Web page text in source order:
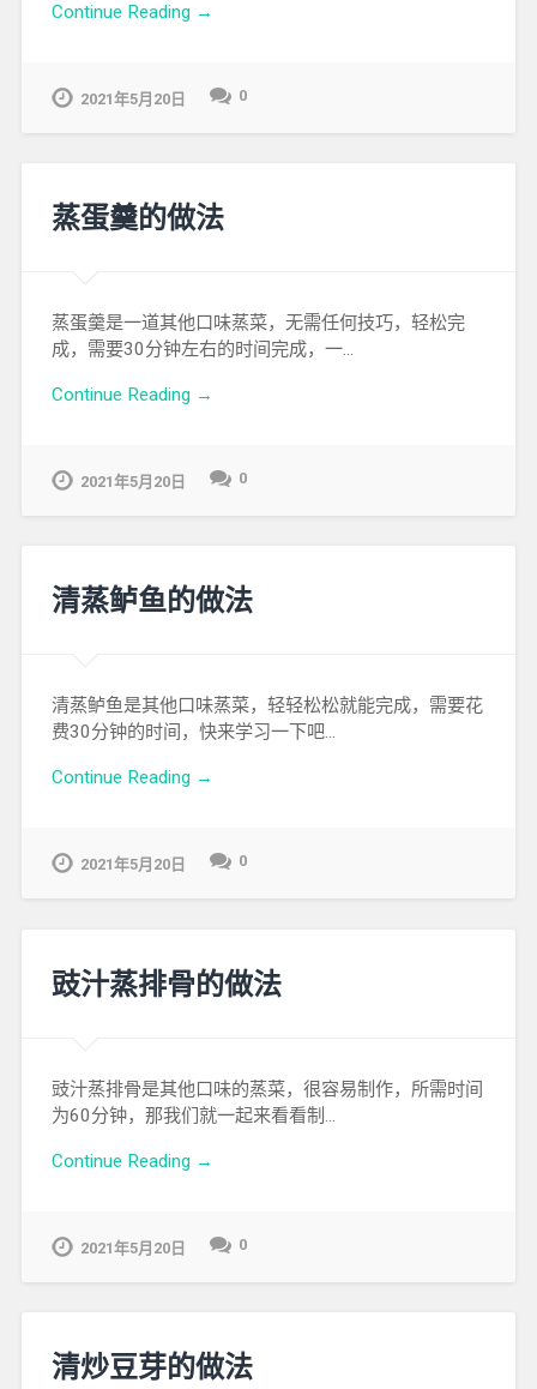
Continue Reading →
2021年5月20日 0
蒸蛋羹的做法
蒸蛋羹是一道其他口味蒸菜，无需任何技巧，轻松完
成，需要30分钟左右的时间完成，一…
Continue Reading →
2021年5月20日 0
清蒸鲈鱼的做法
清蒸鲈鱼是其他口味蒸菜，轻轻松松就能完成，需要花
费30分钟的时间，快来学习一下吧…
Continue Reading →
2021年5月20日 0
豉汁蒸排骨的做法
豉汁蒸排骨是其他口味的蒸菜，很容易制作，所需时间
为60分钟，那我们就一起来看看制…
Continue Reading →
2021年5月20日 0
清炒豆芽的做法